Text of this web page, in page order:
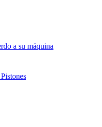
a su máquina